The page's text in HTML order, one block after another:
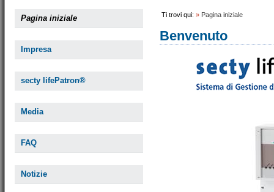
Pagina iniziale
Impresa
secty lifePatron®
Media
FAQ
Notizie
Ti trovi qui: » Pagina iniziale
Benvenuto